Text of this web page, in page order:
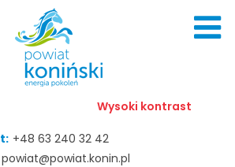
Wysoki kontrast
t: +48 63 240 32 42
powiat@powiat.konin.pl